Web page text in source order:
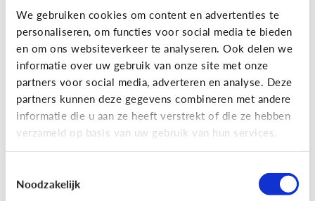
We gebruiken cookies om content en advertenties te
personaliseren, om functies voor social media te bieden
en om ons websiteverkeer te analyseren. Ook delen we
informatie over uw gebruik van onze site met onze
partners voor social media, adverteren en analyse. Deze
partners kunnen deze gegevens combineren met andere
informatie die u aan ze heeft verstrekt of die ze hebben
verzameld op basis van uw gebruik van hun services.
Noodzakelijk
En wat zijn 'geldezels'?
[Hoe werkt het?]Locatiegegevens
delen via de smartphone